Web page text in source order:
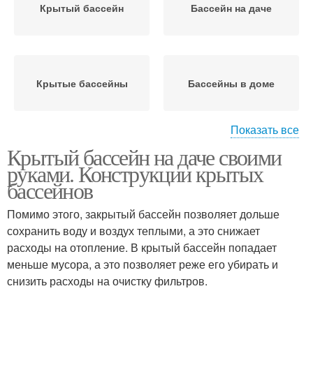
Крытый бассейн Бассейн на даче
Крытые бассейны Бассейны в доме
Красивые бассейны Стационарный бассейн
Надувной бассейн Бассейн во дворе
Показать все
Крытый бассейн на даче своими
руками. Конструкции крытых
бассейнов
Помимо этого, закрытый бассейн позволяет дольше
сохранить воду и воздух теплыми, а это снижает
расходы на отопление. В крытый бассейн попадает
меньше мусора, а это позволяет реже его убирать и
снизить расходы на очистку фильтров.